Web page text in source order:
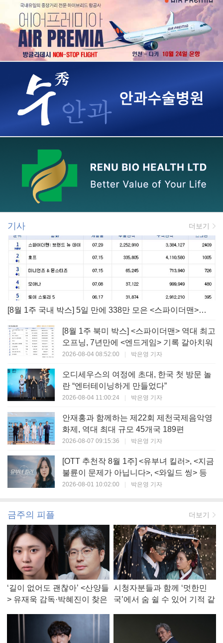
기사 더보기
[8월 1주 국내 박스] 5일 만에 338만 모은 <스파이더맨> 극장가 235% 대반등, <호프>는 400만 돌파
[8월 1주 북미 박스] <스파이더맨> 역대 최고
오프닝, 7년만에 <엔드게임> 기록 갈아치워
2026-08-04 08:52:00 | 박은영 기자
오디세우스의 여정에 초대, 한국 첫 방문 놀
란 “엔터테이닝하게 만들었다”
2026-08-04 11:00:24 | 박은영 기자
안재홍과 함께하는 제22회 제천국제음악영
화제, 역대 최대 규모 45개국 189편
2026-08-07 09:15:36 | 박은영 기자
[OTT 추천작 8월 1주] <유부녀 킬러>, <지금
불륜이 문제가 아닙니다>, <와일드 씽> 등
2026-08-01 10:02:00 | 박은영 기자
금주의 피플 더보기
‘길이 없어도 괜찮아’ <산양들
> 유재욱 감독·박혜진이 찾은
시청자분들과 함께 ‘멋한민
국’에서 숨 쉴 수 있어 기적 같